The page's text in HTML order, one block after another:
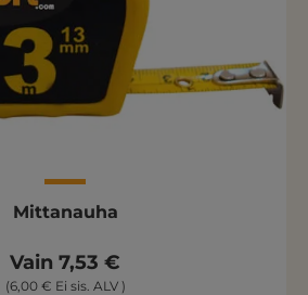
Mittanauha
Vain 7,53 €
(6,00 € Ei sis. ALV )